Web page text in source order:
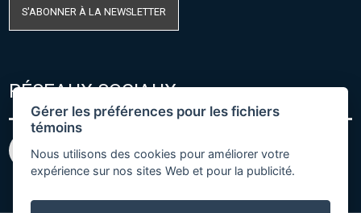
S'ABONNER À LA NEWSLETTER
RÉSEAUX SOCIAUX
Gérer les préférences pour les fichiers
témoins
Nous utilisons des cookies pour améliorer votre
expérience sur nos sites Web et pour la publicité.